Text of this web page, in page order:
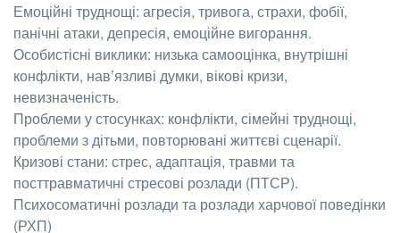
Емоційні труднощі: агресія, тривога, страхи, фобії,
панічні атаки, депресія, емоційне вигорання.
Особистісні виклики: низька самооцінка, внутрішні
конфлікти, нав’язливі думки, вікові кризи,
невизначеність.
Проблеми у стосунках: конфлікти, сімейні труднощі,
проблеми з дітьми, повторювані життєві сценарії.
Кризові стани: стрес, адаптація, травми та
посттравматичні стресові розлади (ПТСР).
Психосоматичні розлади та розлади харчової поведінки
(РХП)